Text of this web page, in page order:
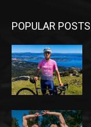
POPULAR POSTS